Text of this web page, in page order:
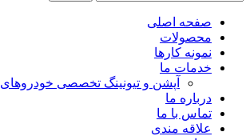
صفحه اصلی
محصولات
نمونه کارها
خدمات ما
آپشن و تیونینگ تخصصی خودروهای KMC
درباره ما
تماس با ما
علاقه مندی